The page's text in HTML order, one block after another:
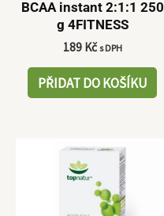
BCAA instant 2:1:1 250
g 4FITNESS
189 Kč s DPH
PŘIDAT DO KOŠÍKU